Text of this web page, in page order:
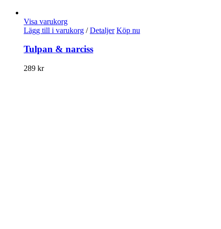
Visa varukorg
Lägg till i varukorg / Detaljer Köp nu
Tulpan & narciss
289 kr